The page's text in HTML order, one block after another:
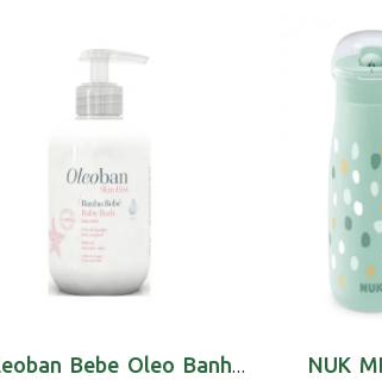
Oleoban Bebe Oleo Banho 500ml